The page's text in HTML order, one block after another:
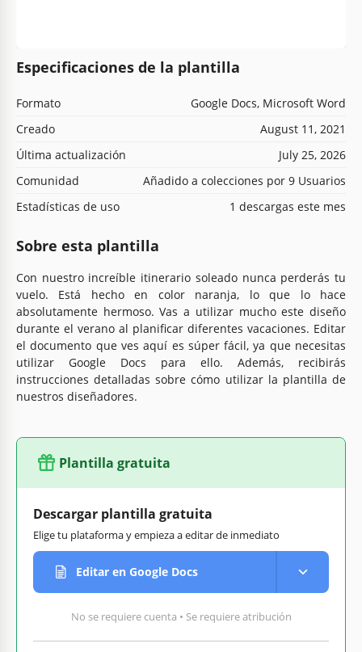
Especificaciones de la plantilla
Formato
Google Docs, Microsoft Word
Creado
August 11, 2021
Última actualización
July 25, 2026
Comunidad
Añadido a colecciones por 9 Usuarios
Estadísticas de uso
1 descargas este mes
Sobre esta plantilla
Con nuestro increíble itinerario soleado nunca perderás tu
vuelo. Está hecho en color naranja, lo que lo hace
absolutamente hermoso. Vas a utilizar mucho este diseño
durante el verano al planificar diferentes vacaciones. Editar
el documento que ves aquí es súper fácil, ya que necesitas
utilizar Google Docs para ello. Además, recibirás
instrucciones detalladas sobre cómo utilizar la plantilla de
nuestros diseñadores.
Plantilla gratuita
Descargar plantilla gratuita
Elige tu plataforma y empieza a editar de inmediato
Editar en Google Docs
No se requiere cuenta • Se requiere atribución